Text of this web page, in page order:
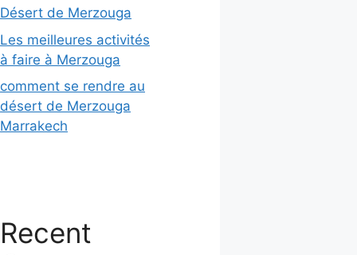
Désert de Merzouga
Les meilleures activités
à faire à Merzouga
comment se rendre au
désert de Merzouga
Marrakech
Recent